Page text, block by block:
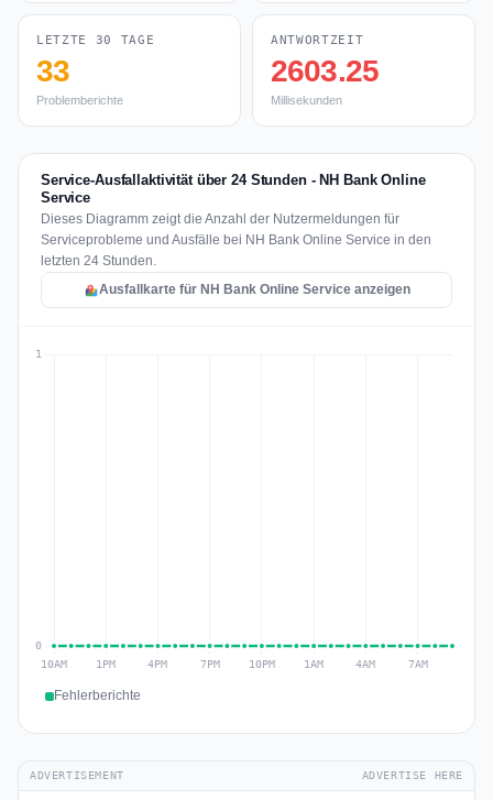
LETZTE 30 TAGE
33
Problemberichte
ANTWORTZEIT
2603.25
Millisekunden
Service-Ausfallaktivität über 24 Stunden - NH Bank Online
Service
Dieses Diagramm zeigt die Anzahl der Nutzermeldungen für
Serviceprobleme und Ausfälle bei NH Bank Online Service in den
letzten 24 Stunden.
Ausfallkarte für NH Bank Online Service anzeigen
Fehlerberichte
ADVERTISEMENT ADVERTISE HERE